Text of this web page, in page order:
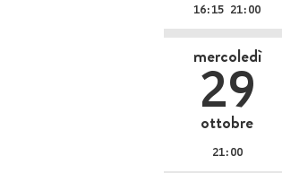
16:15 21:00
mercoledì
29
ottobre
21:00